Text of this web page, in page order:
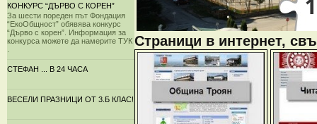
КОНКУРС “ДЪРВО С КОРЕН”
За шести пореден път Фондация
“ЕкоОбщност” обявява конкурс
“Дърво с корен”. Информация за
конкурса можете да намерите ТУК
СТЕФАН ... В 24 ЧАСА
ВЕСЕЛИ ПРАЗНИЦИ ОТ 3.Б КЛАС!
Страници в интернет,